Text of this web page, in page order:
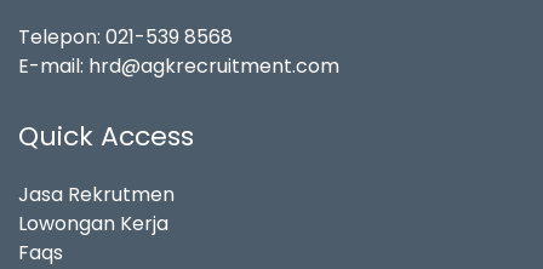
Telepon: 021-539 8568
E-mail: hrd@agkrecruitment.com
Quick Access
Jasa Rekrutmen
Lowongan Kerja
Faqs